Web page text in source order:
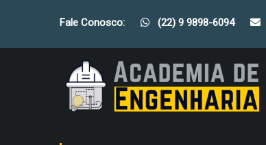
Fale Conosco: (22) 9 9898-6094